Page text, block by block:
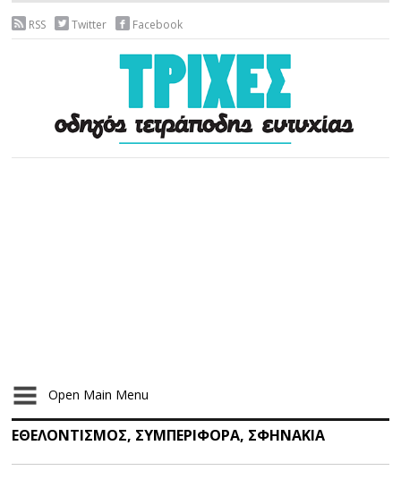
RSS Twitter Facebook
Open Main Menu
ΕΘΕΛΟΝΤΙΣΜΟΣ, ΣΥΜΠΕΡΙΦΟΡΑ, ΣΦΗΝΑΚΙΑ